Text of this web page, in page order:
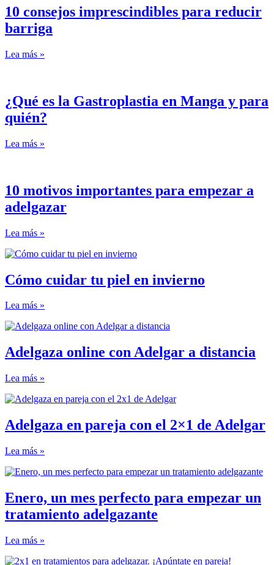
10 consejos imprescindibles para reducir
barriga
Lea más »
¿Qué es la Gastroplastia en Manga y para
quién?
Lea más »
10 motivos importantes para empezar a
adelgazar
Lea más »
Cómo cuidar tu piel en invierno
Lea más »
Adelgaza online con Adelgar a distancia
Lea más »
Adelgaza en pareja con el 2×1 de Adelgar
Lea más »
Enero, un mes perfecto para empezar un
tratamiento adelgazante
Lea más »